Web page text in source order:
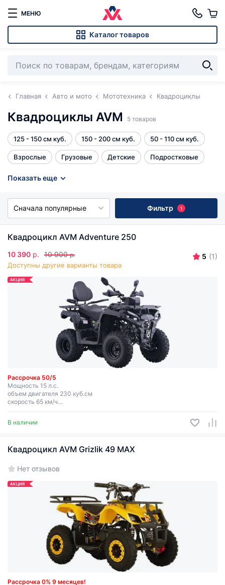
МЕНЮ
Каталог товаров
Главная Авто и мото Мототехника Квадроциклы
Квадроциклы AVM 5 товаров
125 - 150 см куб. 150 - 200 см куб. 50 - 110 см куб.
Взрослые Грузовые Детские Подростковые
Все
Показать еще
Сначала популярные Фильтр 1
Квадроцикл AVM Adventure 250
10 390 р. 10 900 р.
Доступны другие варианты товара
5 (1)
АКЦИЯ
Рассрочка 50/5
Мощность 15 л.с.
объем двигателя 230 куб.см
скорость 65 км/ч
возраст 17+
В наличии
Квадроцикл AVM Grizlik 49 МАХ
Нет отзывов
АКЦИЯ
Рассрочка 0% 9 месяцев!